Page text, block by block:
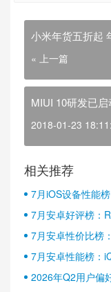
小米年货五折起
« 上一篇
MIUI 10研发已
2018-01-23
相关推荐
7月iOS设备性能
7月安卓好评榜：
半壁江山
7月安卓性价比榜
7月安卓性能榜：
2026年Q2用户偏